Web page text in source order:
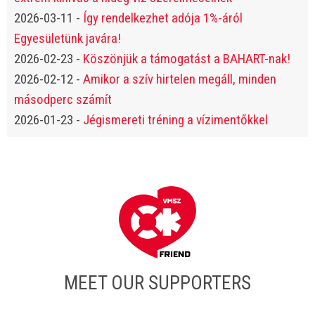
2026-03-11 - Így rendelkezhet adója 1%-áról
Egyesületünk javára!
2026-02-23 - Köszönjük a támogatást a BAHART-nak!
2026-02-12 - Amikor a szív hirtelen megáll, minden
másodperc számít
2026-01-23 - Jégismereti tréning a vízimentőkkel
MEET OUR SUPPORTERS